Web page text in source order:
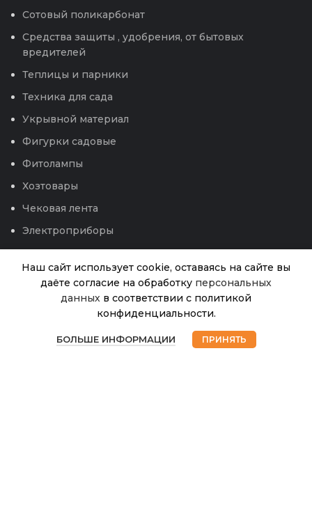
Сотовый поликарбонат
Средства защиты , удобрения, от бытовых
вредителей
Теплицы и парники
Техника для сада
Укрывной материал
Фигурки садовые
Фитолампы
Хозтовары
Чековая лента
Электроприборы
Наш сайт использует cookie, оставаясь на сайте вы
даёте согласие на обработку персональных
данных в соответствии с политикой
конфиденциальности.
БОЛЬШЕ ИНФОРМАЦИИ ПРИНЯТЬ
Огурец
F1
76.00₽
наличии
Магазин Избранное Корзина Мой аккаунт